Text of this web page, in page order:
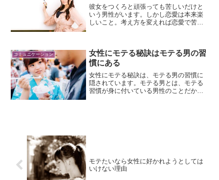
彼女をつくろと頑張っても苦しいだけと
いう男性がいます。しかし恋愛は本来楽
しいこと。考え方を変えれば恋愛で苦し
コミュニケーション
女性にモテる秘訣はモテる男の習
慣にある
女性にモテる秘訣は、モテる男の習慣に
隠されています。モテる男とは、モテる
習慣が身に付いている男性のことだから
モテたいなら女性に好かれようとしては
いけない理由